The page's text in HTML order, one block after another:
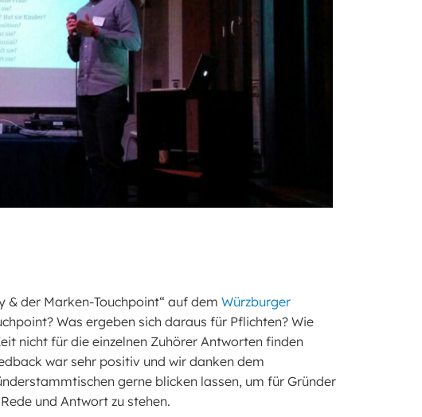
der Marken-Touchpoint“ auf dem Würzburger
Was ergeben sich daraus für Pflichten? Wie
nicht für die einzelnen Zuhörer Antworten finden
war sehr positiv und wir danken dem
gerne blicken lassen, um für Gründer
und Antwort zu stehen.